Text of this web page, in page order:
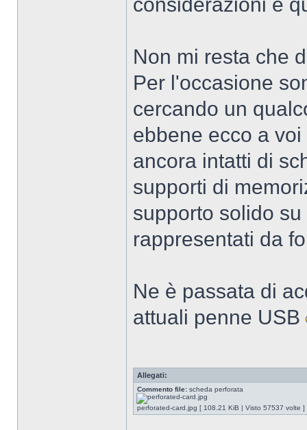
Non mi resta che
Per l'occasione
cercando un
ebbene ecco a
ancora intatti di
supporti di
supporto solido
rappresentati da
Ne è passata di
attuali penne USB
Allegati:
Commento file: scheda perforata
perforated-card.jpg [ 108.21 KiB | Visto 57537 volte ]